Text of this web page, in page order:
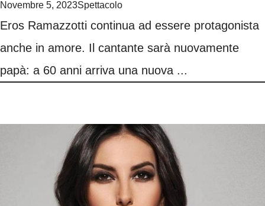
Novembre 5, 2023Spettacolo
Eros Ramazzotti continua ad essere protagonista
anche in amore. Il cantante sarà nuovamente
papà: a 60 anni arriva una nuova ...